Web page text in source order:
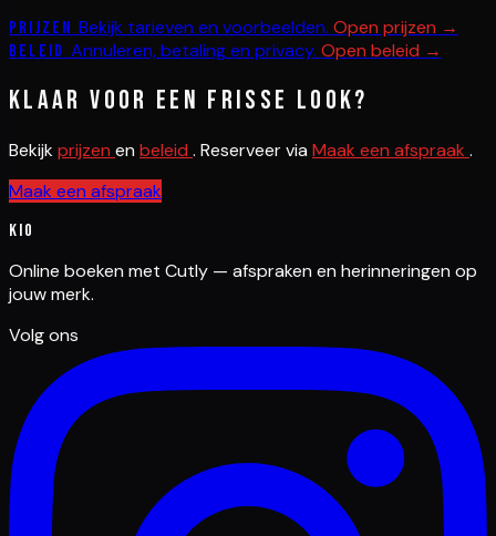
Prijzen Bekijk tarieven en voorbeelden. Open prijzen →
Beleid Annuleren, betaling en privacy. Open beleid →
Klaar voor een frisse look?
Bekijkprijzen en beleid . Reserveer via Maak een afspraak .
Maak een afspraak
Kio
Online boeken met Cutly — afspraken en herinneringen op
jouw merk.
Volg ons